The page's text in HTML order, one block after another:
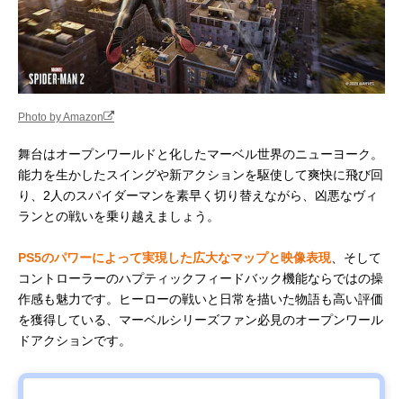
Photo by Amazon
舞台はオープンワールドと化したマーベル世界のニューヨーク。
能力を生かしたスイングや新アクションを駆使して爽快に飛び回
り、2人のスパイダーマンを素早く切り替えながら、凶悪なヴィ
ランとの戦いを乗り越えましょう。
PS5のパワーによって実現した広大なマップと映像表現、そして
コントローラーのハプティックフィードバック機能ならではの操
作感も魅力です。ヒーローの戦いと日常を描いた物語も高い評価
を獲得している、マーベルシリーズファン必見のオープンワール
ドアクションです。